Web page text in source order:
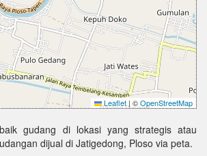
Leaflet | ©OpenStreetMap
gudang di lokasi yang strategis atau
dijual di Jatigedong, Ploso via peta.